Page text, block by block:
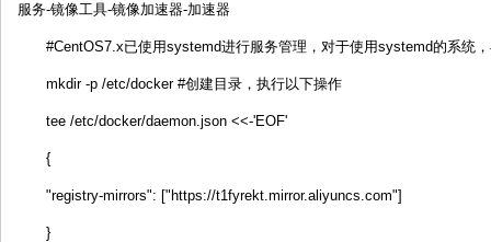
服务-镜像工具-镜像加速器-加速器
#CentOS7.x已使用systemd进行服务管理，对于使用systemd的系统
mkdir -p /etc/docker #创建目录，执行以下操作
tee /etc/docker/daemon.json <<-'EOF'
{
"registry-mirrors": ["https://t1fyrekt.mirror.aliyuncs.com"]
}